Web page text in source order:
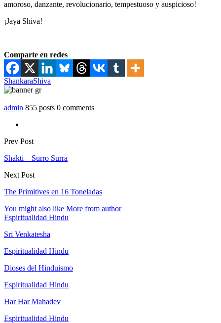
amoroso, danzante, revolucionario, tempestuoso y auspicioso!
¡Jaya Shiva!
Comparte en redes
ShankaraShiva
admin 855 posts 0 comments
Prev Post
Shakti – Surro Surra
Next Post
The Primitives en 16 Toneladas
You might also like More from author
Espiritualidad Hindu
Sri Venkatesha
Espiritualidad Hindu
Dioses del Hinduismo
Espiritualidad Hindu
Har Har Mahadev
Espiritualidad Hindu